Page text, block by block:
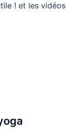
! et les vidéos